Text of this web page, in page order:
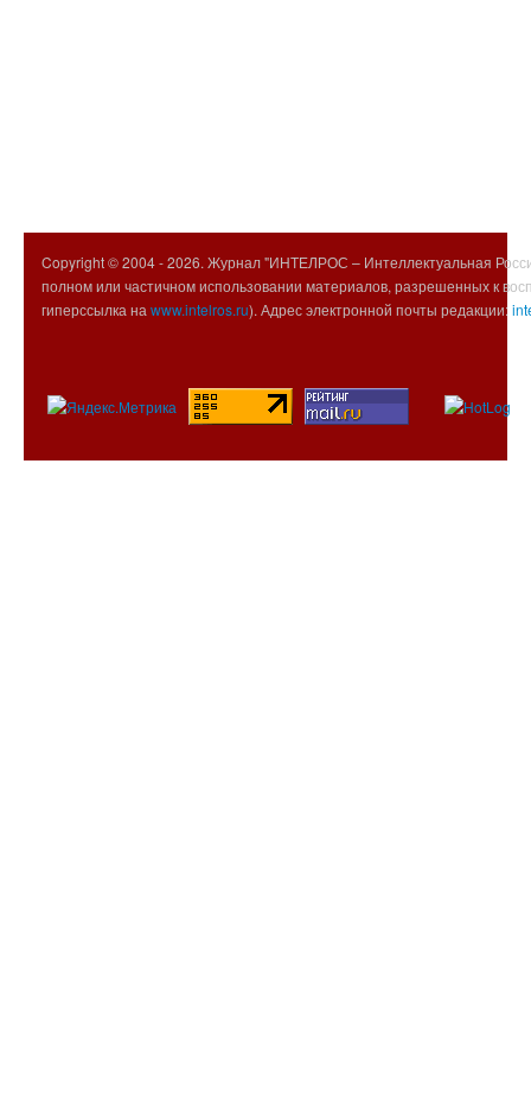
Copyright © 2004 -2026. Журнал "ИНТЕЛРОС – Интеллектуальная
полном или частичном использовании материалов, разрешенных к
гиперссылка на www.intelros.ru). Адрес электронной почты редакции: